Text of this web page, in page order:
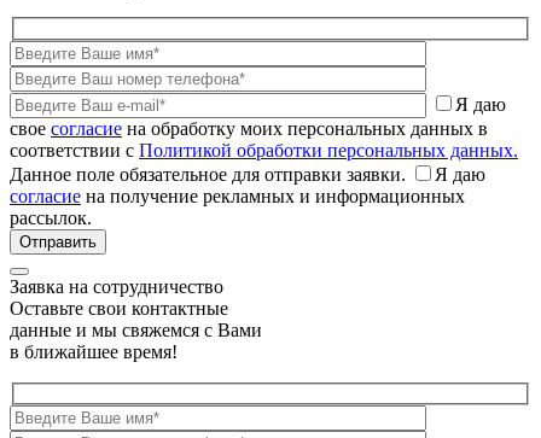
Я даю
свое согласие на обработку моих персональных данных в
соответствии с Политикой обработки персональных данных.
Данное поле обязательное для отправки заявки.
Я даю
согласие на получение рекламных и информационных
рассылок.
Заявка на сотрудничество
Оставьте свои контактные
данные и мы свяжемся с Вами
в ближайшее время!